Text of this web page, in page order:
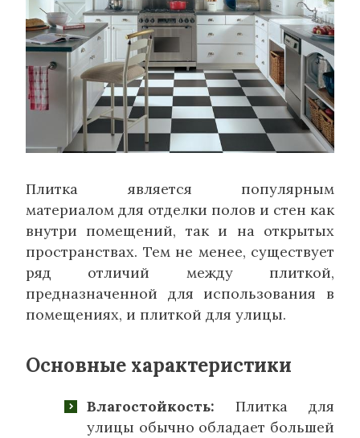
Плитка является популярным
материалом для отделки полов и стен как
внутри помещений, так и на открытых
пространствах. Тем не менее, существует
ряд отличий между плиткой,
предназначенной для использования в
помещениях, и плиткой для улицы.
Основные характеристики
Влагостойкость: Плитка для
улицы обычно обладает большей